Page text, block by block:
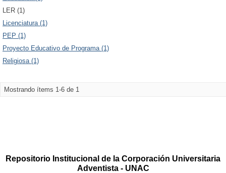
LER (1)
Licenciatura (1)
PEP (1)
Proyecto Educativo de Programa (1)
Religiosa (1)
Mostrando ítems 1-6 de 1
Repositorio Institucional de la Corporación Universitaria
Adventista - UNAC